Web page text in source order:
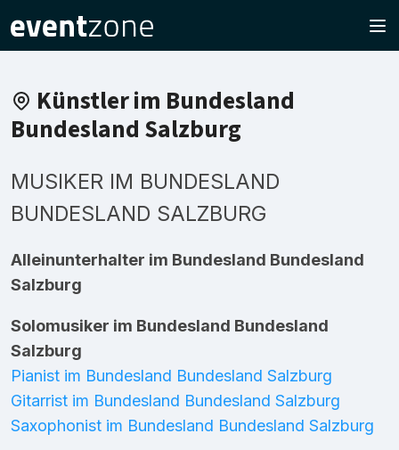
Künstler im Bundesland
Bundesland Salzburg
MUSIKER IM BUNDESLAND
BUNDESLAND SALZBURG
Alleinunterhalter im Bundesland Bundesland
Salzburg
Solomusiker im Bundesland Bundesland
Salzburg
Pianist im Bundesland Bundesland Salzburg
Gitarrist im Bundesland Bundesland Salzburg
Saxophonist im Bundesland Bundesland Salzburg